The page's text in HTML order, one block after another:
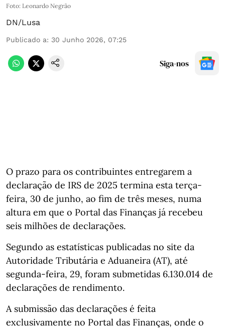
Foto: Leonardo Negrão
DN/Lusa
Publicado a: 30 Junho 2026, 07:25
Siga-nos
O prazo para os contribuintes entregarem a
declaração de IRS de 2025 termina esta terça-
feira, 30 de junho, ao fim de três meses, numa
altura em que o Portal das Finanças já recebeu
seis milhões de declarações.
Segundo as estatísticas publicadas no site da
Autoridade Tributária e Aduaneira (AT), até
segunda-feira, 29, foram submetidas 6.130.014 de
declarações de rendimento.
A submissão das declarações é feita
exclusivamente no Portal das Finanças, onde o